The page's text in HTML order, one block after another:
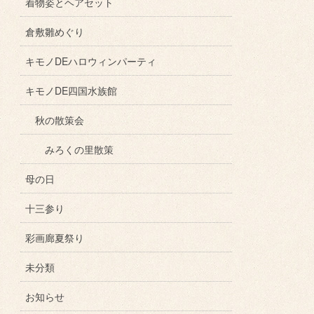
倉敷雛めぐり
キモノDEハロウィンパーティ
キモノDE四国水族館
秋の散策会
みろくの里散策
母の日
十三参り
彩画廊夏祭り
未分類
お知らせ